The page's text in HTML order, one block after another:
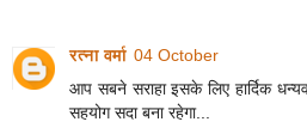
रत्ना वर्मा 04 October
आप सबने सराहा इसके लिए हार्दिक
सहयोग सदा बना रहेगा...